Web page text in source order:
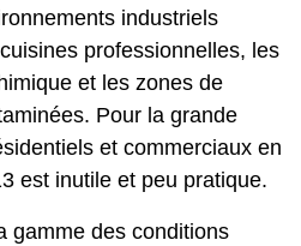
industriels
professionnelles, les
et les zones de
Pour la grande
et commerciaux en
est inutile et peu pratique.
gamme des conditions